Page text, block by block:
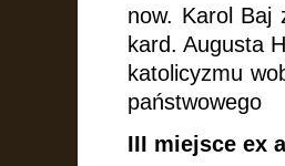
now. Karol Baj
kard. Augusta
katolicyzmu
państwowego
III miejsce ex